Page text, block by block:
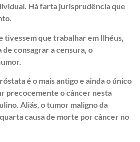
Há farta jurisprudência que
tivessem que trabalhar em Ilhéus,
consagrar a censura, o
é o mais antigo e ainda o único
precocemente o câncer nesta
Aliás, o tumor maligno da
causa de morte por câncer no